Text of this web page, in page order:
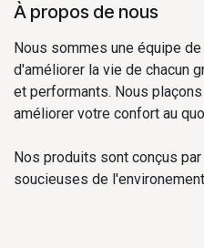
À propos de nous
Nous sommes une équipe
d'améliorer la vie de chacun
et performants. Nous
améliorer votre confort au
Nos produits sont conçus
soucieuses de